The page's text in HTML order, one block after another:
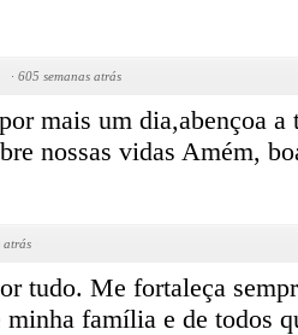
· 605 semanas atrás
mais um dia,abençoa a
nossas vidas Amém,
atrás
tudo. Me fortaleça
família e de todos